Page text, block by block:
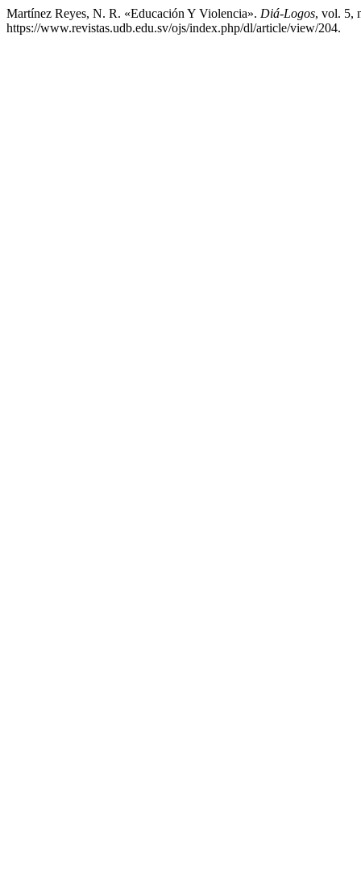
Martínez Reyes, N. R. «Educación Y Violencia». Diá-Logos, vol. 5,
https://www.revistas.udb.edu.sv/ojs/index.php/dl/article/view/204.